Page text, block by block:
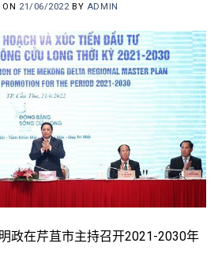
ON 21/06/2022BY ADMIN
政在芹苴市主持召开2021-2030年